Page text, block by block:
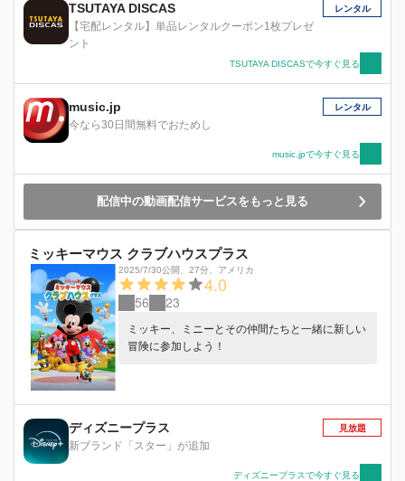
界 魔界をも巻き込んだ一大騒動へと発展してい
く――。果たして彼の運命や如何に？？？
TSUTAYA DISCAS
【宅配レンタル】単品レンタルクーポン1枚プレゼ
ント
レンタル
TSUTAYA DISCASで今すぐ見る
music.jp
今なら30日間無料でおためし
レンタル
music.jpで今すぐ見る
配信中の動画配信サービスをもっと見る
ミッキーマウス クラブハウスプラス
2025/7/30公開 27分 アメリカ
4.0
56 23
ミッキー、ミニーとその仲間たちと一緒に新しい
冒険に参加しよう！
ディズニープラス
新ブランド「スター」が追加
見放題
ディズニープラスで今すぐ見る